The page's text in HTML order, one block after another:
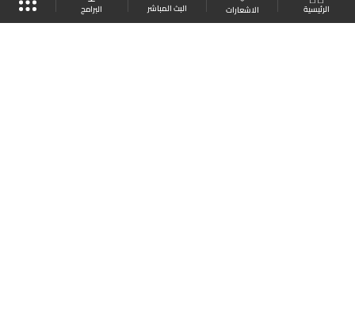
الرئيسية الاشعارات البث المباشر البرامج
موقع البرامج الجدول البث المباشر